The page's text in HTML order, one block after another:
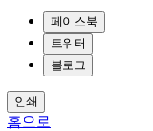
페이스북
트위터
블로그
인쇄
홈으로